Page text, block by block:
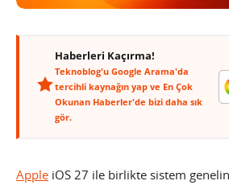
Haberleri Kaçırma!
Teknoblog'u Google Arama'da
tercihli kaynağın yap ve En Çok
Okunan Haberler'de bizi daha sık
gör.
Apple iOS 27 ile birlikte sistem